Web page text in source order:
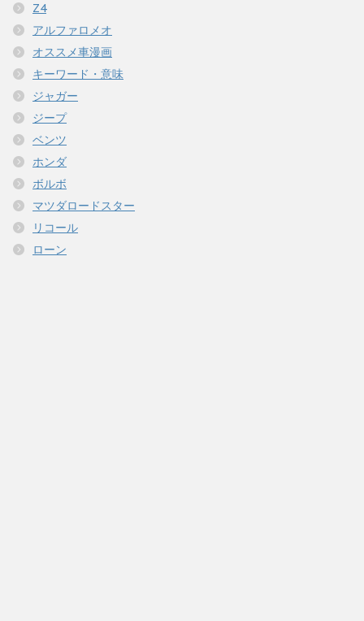
Z4
アルファロメオ
オススメ車漫画
キーワード・意味
ジャガー
ジープ
ベンツ
ホンダ
ボルボ
マツダロードスター
リコール
ローン